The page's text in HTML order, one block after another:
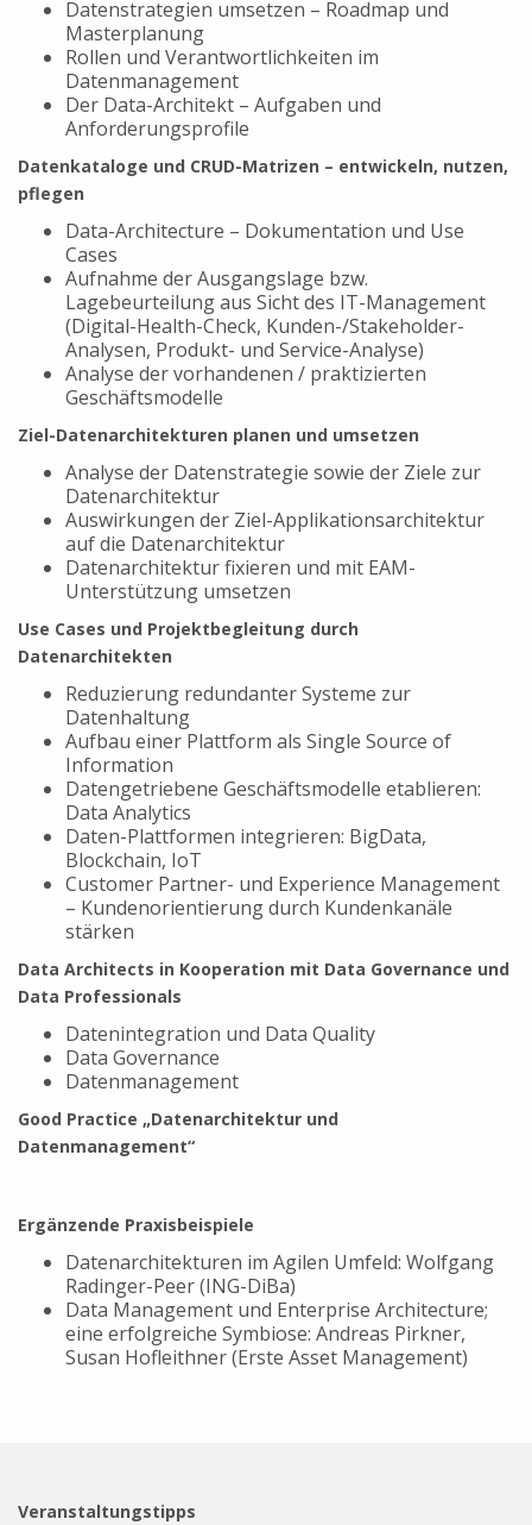
Datenstrategien umsetzen – Roadmap und
Masterplanung
Rollen und Verantwortlichkeiten im
Datenmanagement
Der Data-Architekt – Aufgaben und
Anforderungsprofile
Datenkataloge und CRUD-Matrizen – entwickeln, nutzen,
pflegen
Data-Architecture – Dokumentation und Use
Cases
Aufnahme der Ausgangslage bzw.
Lagebeurteilung aus Sicht des IT-Management
(Digital-Health-Check, Kunden-/Stakeholder-
Analysen, Produkt- und Service-Analyse)
Analyse der vorhandenen / praktizierten
Geschäftsmodelle
Ziel-Datenarchitekturen planen und umsetzen
Analyse der Datenstrategie sowie der Ziele zur
Datenarchitektur
Auswirkungen der Ziel-Applikationsarchitektur
auf die Datenarchitektur
Datenarchitektur fixieren und mit EAM-
Unterstützung umsetzen
Use Cases und Projektbegleitung durch
Datenarchitekten
Reduzierung redundanter Systeme zur
Datenhaltung
Aufbau einer Plattform als Single Source of
Information
Datengetriebene Geschäftsmodelle etablieren:
Data Analytics
Daten-Plattformen integrieren: BigData,
Blockchain, IoT
Customer Partner- und Experience Management
– Kundenorientierung durch Kundenkanäle
stärken
Data Architects in Kooperation mit Data Governance und
Data Professionals
Datenintegration und Data Quality
Data Governance
Datenmanagement
Good Practice „Datenarchitektur und
Datenmanagement“
Ergänzende Praxisbeispiele
Datenarchitekturen im Agilen Umfeld: Wolfgang
Radinger-Peer (ING-DiBa)
Data Management und Enterprise Architecture;
eine erfolgreiche Symbiose: Andreas Pirkner,
Susan Hofleithner (Erste Asset Management)
Veranstaltungstipps